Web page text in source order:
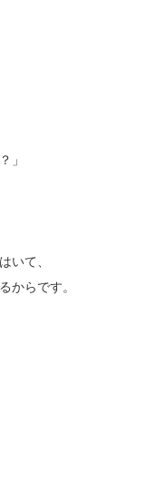
」
いて、
からです。